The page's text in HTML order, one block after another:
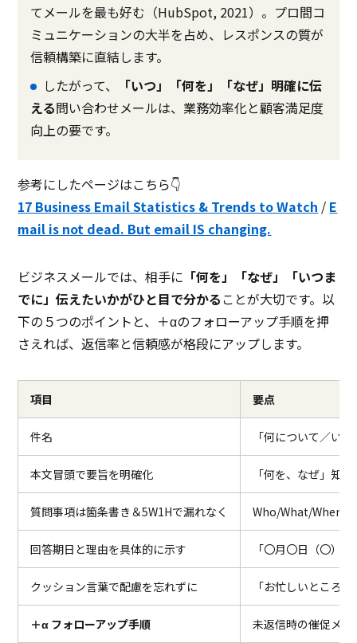
てメールを最も好む（HubSpot, 2021）。プロ間コ
ミュニケーションの大半を占め、レスポンスの質が
信頼構築に直結します。
したがって、
「いつ」「何を」「なぜ」明確に伝
える問い合わせメールは、業務効率化と顧客満足度
向上の要です。
参考にしたページはこちら👇
17 Business Email Statistics & Trends to Watch / E
mail is not dead. But email IS changing.
ビジネスメールでは、相手に 「何を」「なぜ」「いつま
でに」伝えたいかがひと目で分かることが大切です。以
下の５つのポイントと、＋αのフォローアップ手順を押
さえれば、返信率と信頼感が格段にアップします。
項目 要点
件名 「何について／い
本文冒頭で要旨を明確化 「何を、なぜ」知
質問事項は箇条書き＆5W1Hで漏れなく Who/What/When/
回答期日と理由を具体的に示す 「〇月〇日（〇）
クッション言葉で配慮を忘れずに 「お忙しいところ
＋α フォローアップ手順 未返信時の催促メ